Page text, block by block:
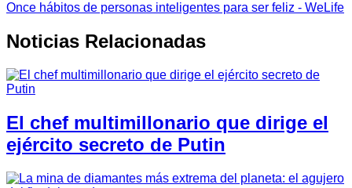
Once hábitos de personas inteligentes para ser feliz - WeLife
Noticias Relacionadas
El chef multimillonario que dirige el
ejército secreto de Putin